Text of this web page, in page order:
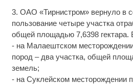
3. ОАО «Тирнистром» вернуло в
пользование четыре участка
общей площадью 7,6398 гектара.
- на Малаештском
пород – два участка, общей
земель;
- на Суклейском месторождении